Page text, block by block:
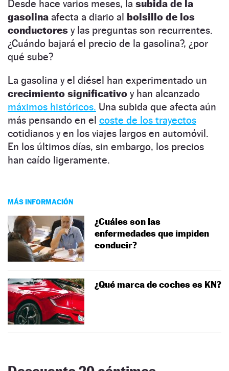
Desde hace varios meses, la subida de la
gasolina afecta a diario al bolsillo de los
conductores y las preguntas son recurrentes.
¿Cuándo bajará el precio de la gasolina?, ¿por
qué sube?
La gasolina y el diésel han experimentado un
crecimiento significativo y han alcanzado
máximos históricos. Una subida que afecta aún
más pensando en el coste de los trayectos
cotidianos y en los viajes largos en automóvil.
En los últimos días, sin embargo, los precios
han caído ligeramente.
MÁS INFORMACIÓN
¿Cuáles son las
enfermedades que impiden
conducir?
¿Qué marca de coches es KN?